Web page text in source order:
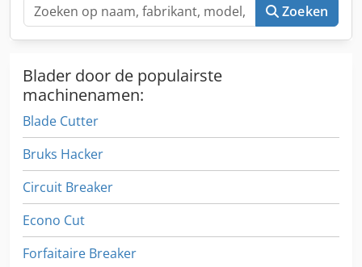
Zoeken
Blader door de populairste
machinenamen:
Blade Cutter
Bruks Hacker
Circuit Breaker
Econo Cut
Forfaitaire Breaker